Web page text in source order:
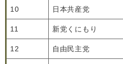
10 日本共産党
11 新党くにもり
12 自由民主党